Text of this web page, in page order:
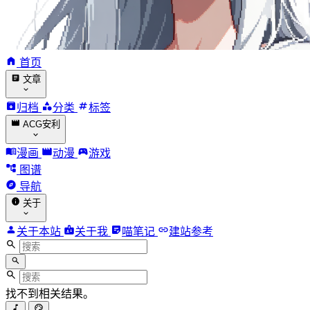
首页
文章
归档 分类 标签
ACG安利
漫画 动漫
游戏
图谱
导航
关于
关于本站 关于我 喵笔记 建站参考
找不到相关结果。